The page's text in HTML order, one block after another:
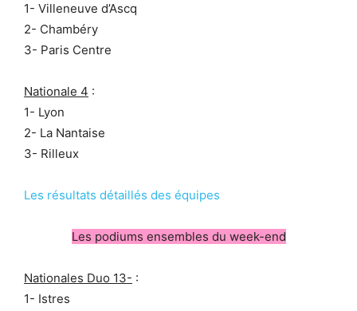
1- Villeneuve d’Ascq
2- Chambéry
3- Paris Centre
Nationale 4 :
1- Lyon
2- La Nantaise
3- Rilleux
Les résultats détaillés des équipes
Les podiums ensembles du week-end
Nationales Duo 13- :
1- Istres